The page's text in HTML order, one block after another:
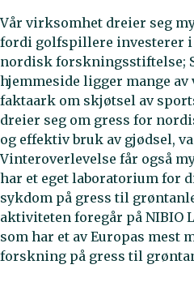
Vår virksomhet dreier seg
fordi golfspillere investerer
nordisk forskningsstiftelse;
hjemmeside ligger mange av
faktaark om skjøtsel av
dreier seg om gress for
og effektiv bruk av gjødsel,
Vinteroverlevelse får også
har et eget laboratorium for
sykdom på gress til
aktiviteten foregår på NIBIO
som har et av Europas mest
forskning på gress til